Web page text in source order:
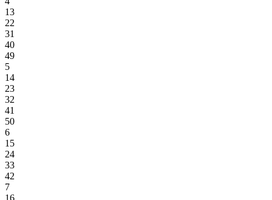
13
22
31
40
49
5
14
23
32
41
50
6
15
24
33
42
7
16